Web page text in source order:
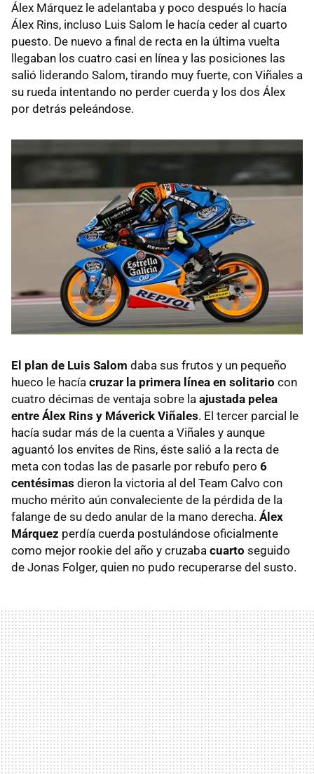
Álex Márquez le adelantaba y poco después lo hacía
Álex Rins, incluso Luis Salom le hacía ceder al cuarto
puesto. De nuevo a final de recta en la última vuelta
llegaban los cuatro casi en línea y las posiciones las
salió liderando Salom, tirando muy fuerte, con Viñales a
su rueda intentando no perder cuerda y los dos Álex
por detrás peleándose.
El plan de Luis Salom daba sus frutos y un pequeño
hueco le hacía cruzar la primera línea en solitario con
cuatro décimas de ventaja sobre la ajustada pelea
entre Álex Rins y Máverick Viñales. El tercer parcial le
hacía sudar más de la cuenta a Viñales y aunque
aguantó los envites de Rins, éste salió a la recta de
meta con todas las de pasarle por rebufo pero 6
centésimas dieron la victoria al del Team Calvo con
mucho mérito aún convaleciente de la pérdida de la
falange de su dedo anular de la mano derecha. Álex
Márquez perdía cuerda postulándose oficialmente
como mejor rookie del año y cruzaba cuarto seguido
de Jonas Folger, quien no pudo recuperarse del susto.